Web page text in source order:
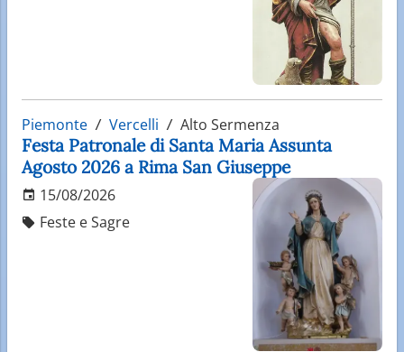
Piemonte Vercelli Alto Sermenza
Festa Patronale di Santa Maria Assunta
Agosto 2026 a Rima San Giuseppe
15/08/2026
Feste e Sagre